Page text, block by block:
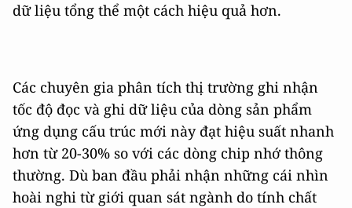
dữ liệu tổng thể một cách hiệu quả hơn.
Các chuyên gia phân tích thị trường ghi nhận
tốc độ đọc và ghi dữ liệu của dòng sản phẩm
ứng dụng cấu trúc mới này đạt hiệu suất nhanh
hơn từ 20-30% so với các dòng chip nhớ thông
thường. Dù ban đầu phải nhận những cái nhìn
hoài nghi từ giới quan sát ngành do tính chất